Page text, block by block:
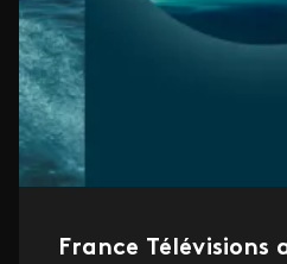
France Télévisions